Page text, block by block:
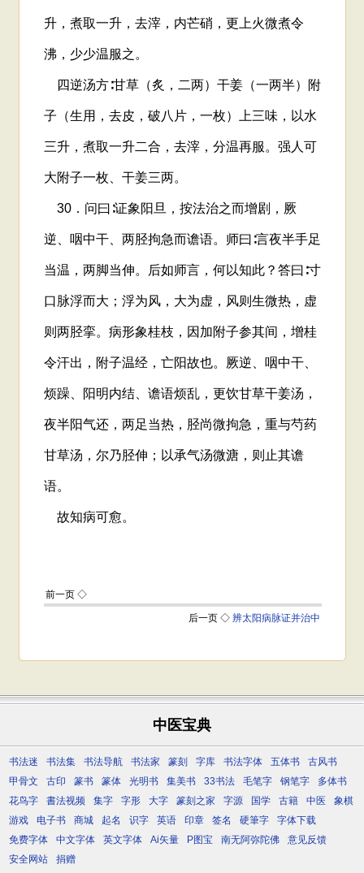
中医宝典
书法迷 书法集 书法导航 书法家 篆刻 字库 书法字体 五体书
古风书
甲骨文
古印 篆书 篆体 光明书 集美书 33书法 毛笔字 钢笔字
多体书
花鸟字
書法视频 集字 字形 大字 篆刻之家 字源 国学 古籍 中医
象棋
游戏
电子书 商城 起名 识字 英语 印章 签名 硬筆字
字体下载
免费字体
中文字体 英文字体 Ai矢量 P图宝 南无阿弥陀佛
意见反馈
安全网站
捐赠